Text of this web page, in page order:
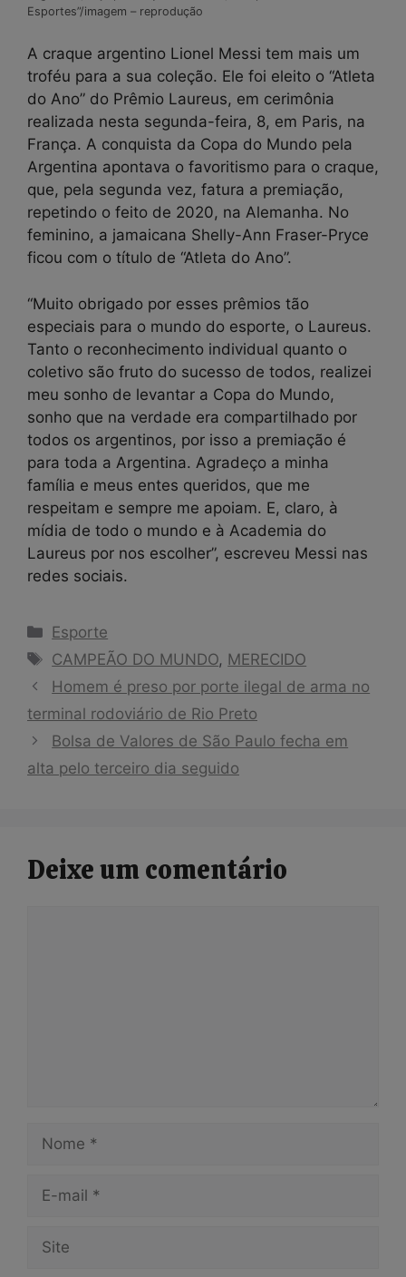
Esportes”/imagem – reprodução
A craque argentino Lionel Messi tem mais um
troféu para a sua coleção. Ele foi eleito o “Atleta
do Ano” do Prêmio Laureus, em cerimônia
realizada nesta segunda-feira, 8, em Paris, na
França. A conquista da Copa do Mundo pela
Argentina apontava o favoritismo para o craque,
que, pela segunda vez, fatura a premiação,
repetindo o feito de 2020, na Alemanha. No
feminino, a jamaicana Shelly-Ann Fraser-Pryce
ficou com o título de “Atleta do Ano”.
“Muito obrigado por esses prêmios tão
especiais para o mundo do esporte, o Laureus.
Tanto o reconhecimento individual quanto o
coletivo são fruto do sucesso de todos, realizei
meu sonho de levantar a Copa do Mundo,
sonho que na verdade era compartilhado por
todos os argentinos, por isso a premiação é
para toda a Argentina. Agradeço a minha
família e meus entes queridos, que me
respeitam e sempre me apoiam. E, claro, à
mídia de todo o mundo e à Academia do
Laureus por nos escolher”, escreveu Messi nas
redes sociais.
Categorias
Esporte
Tags
CAMPEÃO DO MUNDO, MERECIDO
Homem é preso por porte ilegal de arma no
terminal rodoviário de Rio Preto
Bolsa de Valores de São Paulo fecha em
alta pelo terceiro dia seguido
Deixe um comentário
mail